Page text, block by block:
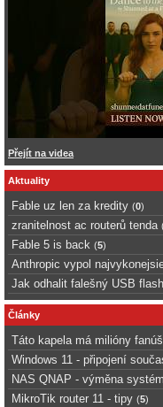
Přejít na videa
Aktuality
Fable uz len za kredity (0)
zranitelnost ac routerů tenda
Fable 5 is back (5)
Anthropic vypol
Jak odhalit falešný USB
Články
Táto kapela má milióny
Windows 11 - připojení
NAS QNAP - výměna
MikroTik router 11 - tipy (5)